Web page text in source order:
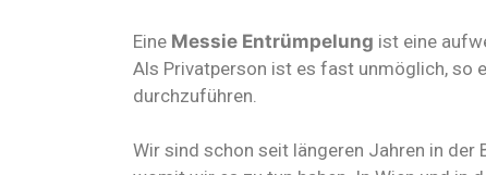
Eine Messie Entrümpelung ist eine
Als Privatperson ist es fast unmöglich, so
durchzuführen.
Wir sind schon seit längeren Jahren in der